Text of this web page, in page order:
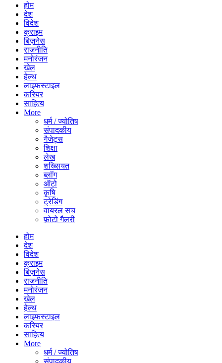
होम
देश
विदेश
क्राइम
बिज़नेस
राजनीति
मनोरंजन
खेल
हेल्थ
लाइफस्टाइल
करियर
साहित्य
More
धर्म / ज्योतिष
संपादकीय
गैजेट्स
शिक्षा
लेख
शख्सियत
ब्लॉग
ऑटो
कृषि
ट्रेडिंग
वायरल सच
फ़ोटो गैलरी
होम
देश
विदेश
क्राइम
बिज़नेस
राजनीति
मनोरंजन
खेल
हेल्थ
लाइफस्टाइल
करियर
साहित्य
More
धर्म / ज्योतिष
संपादकीय